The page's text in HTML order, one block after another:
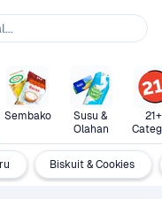
Sembako
Susu &
Olahan
21+
Biskuit & Cookies